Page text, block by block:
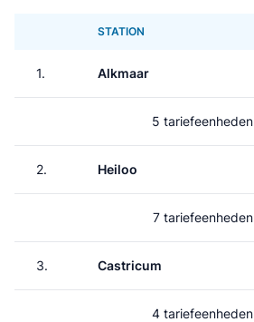
STATION
1. Alkmaar
5 tariefeenheden
2. Heiloo
7 tariefeenheden
3. Castricum
4 tariefeenheden